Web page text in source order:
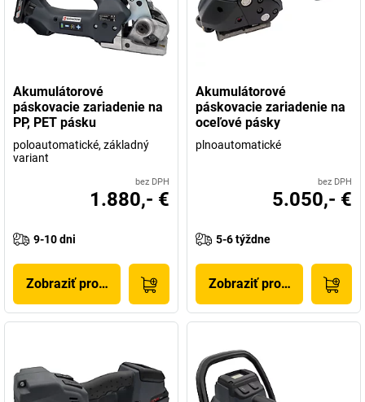
Akumulátorové
páskovacie zariadenie na
PP, PET pásku
poloautomatické, základný
variant
bez DPH
1.880,- €
9-10 dni
Zobraziť produkt
Akumulátorové
páskovacie zariadenie na
oceľové pásky
plnoautomatické
bez DPH
5.050,- €
5-6 týždne
Zobraziť produkt